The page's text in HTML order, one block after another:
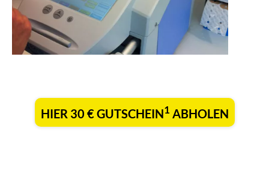
HIER 30 € GUTSCHEIN1ABHOLEN